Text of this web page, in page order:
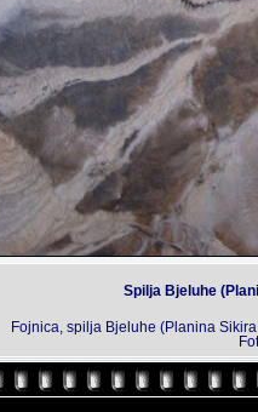
Spilja Bjeluhe
Fojnica, spilja Bjeluhe (Planina